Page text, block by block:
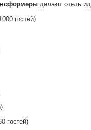
делают отель
гостей)
гостей)